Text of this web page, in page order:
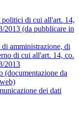
di cui all'art. 14,
2013 (da pubblicare in
amministrazione, di
di cui all'art. 14, co.
2013
(documentazione da
dei dati